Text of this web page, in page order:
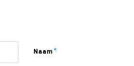
Naam*